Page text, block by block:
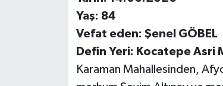
Yaş: 84
Vefat eden: Şenel GÖBEL
Defin Yeri: Kocatepe Asri
Karaman Mahallesinden,